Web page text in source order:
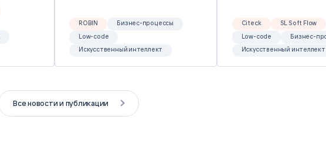
ROBIN
Бизнес-процессы
Low-code
Искусственный интеллект
Citeck
SL Soft Flow
Low-code
Бизнес-
Искусственный интеллект
Все новости и публикации